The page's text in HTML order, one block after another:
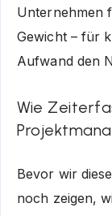
Unternehmen
Gewicht – für
Aufwand den
Wie
Bevor wir
noch zeigen,